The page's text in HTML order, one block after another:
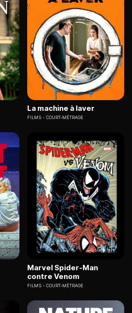
La machine à laver
FILMS COURT-MÉTRAGE
Marvel Spider-Man
contre Venom
FILMS COURT-MÉTRAGE